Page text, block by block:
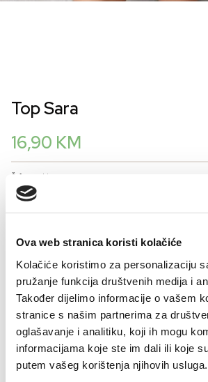
Ova web stranica koristi kolačiće
Kolačiće koristimo za personalizaciju
pružanje funkcija društvenih medija i
Također dijelimo informacije o vašem
stranice s našim partnerima za
oglašavanje i analitiku, koji ih mogu
informacijama koje ste im dali ili koje
putem vašeg korištenja njihovih usluga.
Top Sara
16,90 KM
Šifra artikla: GD00362-000
BOJA
VELIČINA
38 40 42 44 46 48 50
Kalkulator veličina
- + DODAJTE U KORPU